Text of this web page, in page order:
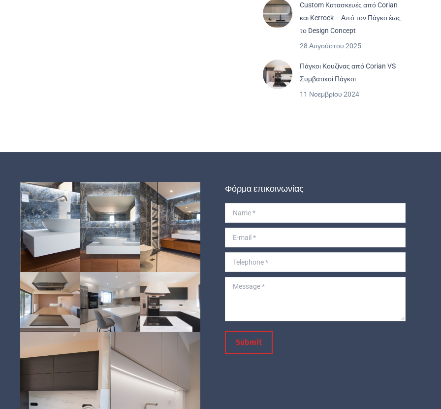
Custom Κατασκευές από Corian
και Kerrock – Από τον Πάγκο έως
το Design Concept
28 Αυγούστου 2025
Πάγκοι Κουζίνας από Corian VS
Συμβατικοί Πάγκοι
11 Νοεμβρίου 2024
Φόρμα επικοινωνίας
Name *
E-mail *
Telephone *
Message *
Submit